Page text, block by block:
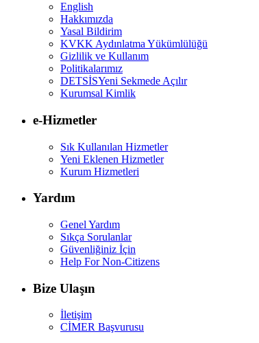
English
Hakkımızda
Yasal Bildirim
KVKK Aydınlatma Yükümlülüğü
Gizlilik ve Kullanım
Politikalarımız
DETSİSYeni Sekmede Açılır
Kurumsal Kimlik
e-Hizmetler
Sık Kullanılan Hizmetler
Yeni Eklenen Hizmetler
Kurum Hizmetleri
Yardım
Genel Yardım
Sıkça Sorulanlar
Güvenliğiniz İçin
Help For Non-Citizens
Bize Ulaşın
İletişim
CİMER Başvurusu